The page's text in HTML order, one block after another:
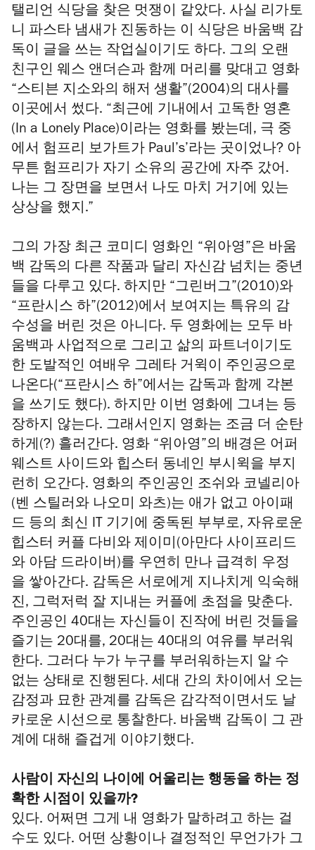
탤리언 식당을 찾은 멋쟁이 같았다. 사실 리가토
니 파스타 냄새가 진동하는 이 식당은 바움백 감
독이 글을 쓰는 작업실이기도 하다. 그의 오랜
친구인 웨스 앤더슨과 함께 머리를 맞대고 영화
“스티븐 지소와의 해저 생활”(2004)의 대사를
이곳에서 썼다. “최근에 기내에서 고독한 영혼
(In a Lonely Place)이라는 영화를 봤는데, 극 중
에서 험프리 보가트가 Paul’s’라는 곳이었나? 아
무튼 험프리가 자기 소유의 공간에 자주 갔어.
나는 그 장면을 보면서 나도 마치 거기에 있는
상상을 했지.”
그의 가장 최근 코미디 영화인 “위아영”은 바움
백 감독의 다른 작품과 달리 자신감 넘치는 중년
들을 다루고 있다. 하지만 “그린버그”(2010)와
“프란시스 하”(2012)에서 보여지는 특유의 감
수성을 버린 것은 아니다. 두 영화에는 모두 바
움백과 사업적으로 그리고 삶의 파트너이기도
한 도발적인 여배우 그레타 거윅이 주인공으로
나온다(“프란시스 하”에서는 감독과 함께 각본
을 쓰기도 했다). 하지만 이번 영화에 그녀는 등
장하지 않는다. 그래서인지 영화는 조금 더 순탄
하게(?) 흘러간다. 영화 “위아영”의 배경은 어퍼
웨스트 사이드와 힙스터 동네인 부시윅을 부지
런히 오간다. 영화의 주인공인 조쉬와 코넬리아
(벤 스틸러와 나오미 와츠)는 애가 없고 아이패
드 등의 최신 IT 기기에 중독된 부부로, 자유로운
힙스터 커플 다비와 제이미(아만다 사이프리드
와 아담 드라이버)를 우연히 만나 급격히 우정
을 쌓아간다. 감독은 서로에게 지나치게 익숙해
진, 그럭저럭 잘 지내는 커플에 초점을 맞춘다.
주인공인 40대는 자신들이 진작에 버린 것들을
즐기는 20대를, 20대는 40대의 여유를 부러워
한다. 그러다 누가 누구를 부러워하는지 알 수
없는 상태로 진행된다. 세대 간의 차이에서 오는
감정과 묘한 관계를 감독은 감각적이면서도 날
카로운 시선으로 통찰한다. 바움백 감독이 그 관
계에 대해 즐겁게 이야기했다.
사람이 자신의 나이에 어울리는 행동을 하는 정
확한 시점이 있을까?
있다. 어쩌면 그게 내 영화가 말하려고 하는 걸
수도 있다. 어떤 상황이나 결정적인 무언가가 그